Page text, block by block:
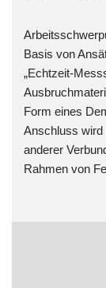
Basis von
„Echtzeit-
Form eines
Anschluss wird
anderer
Rahmen von